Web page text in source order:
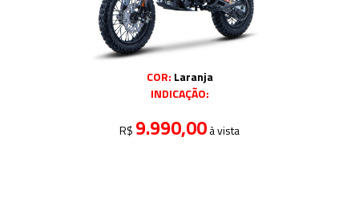
COR: Laranja
INDICAÇÃO:
R$ 9.990,00à vista